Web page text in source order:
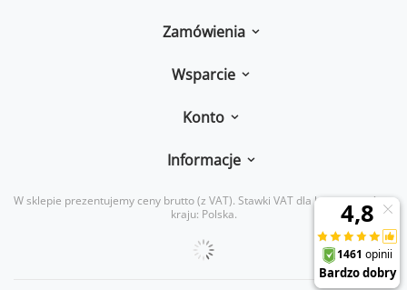
Zamówienia
Wsparcie
Konto
Informacje
W sklepie prezentujemy ceny brutto (z VAT). Stawki VAT dla konsumentów z
kraju: Polska.